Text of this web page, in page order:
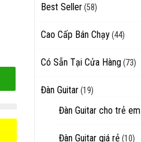
Best Seller(58)
Cao Cấp Bán Chạy(44)
Có Sẵn Tại Cửa Hàng(73)
Đàn Guitar(19)
Đàn Guitar cho trẻ em
Đàn Guitar giá rẻ (10)